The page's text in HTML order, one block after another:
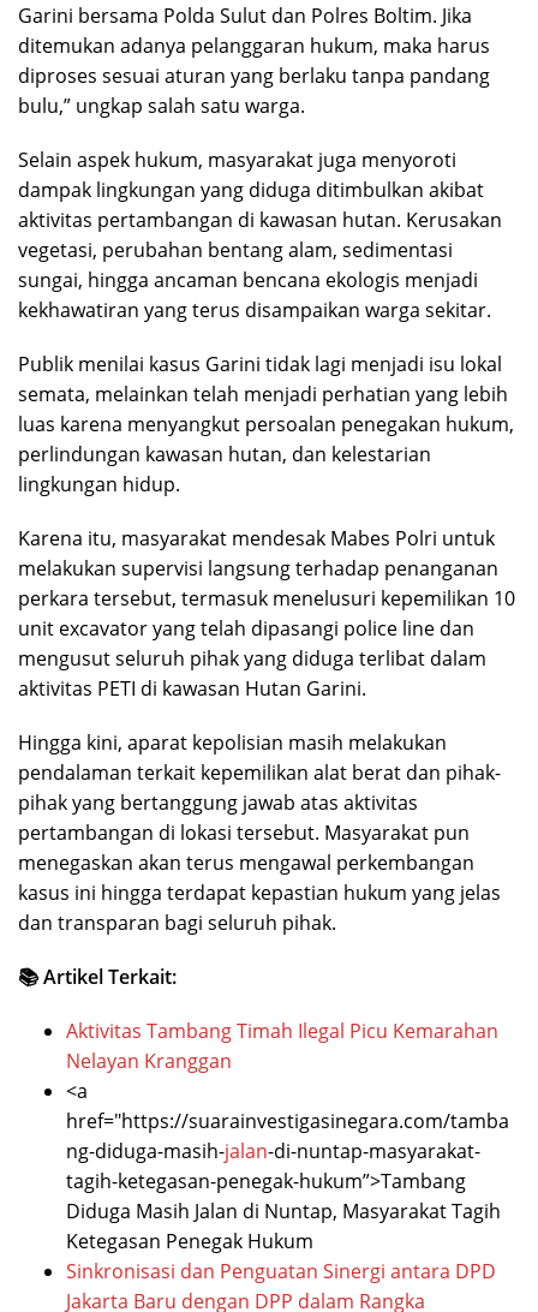
Garini bersama Polda Sulut dan Polres Boltim. Jika
ditemukan adanya pelanggaran hukum, maka harus
diproses sesuai aturan yang berlaku tanpa pandang
bulu,” ungkap salah satu warga.
Selain aspek hukum, masyarakat juga menyoroti
dampak lingkungan yang diduga ditimbulkan akibat
aktivitas pertambangan di kawasan hutan. Kerusakan
vegetasi, perubahan bentang alam, sedimentasi
sungai, hingga ancaman bencana ekologis menjadi
kekhawatiran yang terus disampaikan warga sekitar.
Publik menilai kasus Garini tidak lagi menjadi isu lokal
semata, melainkan telah menjadi perhatian yang lebih
luas karena menyangkut persoalan penegakan hukum,
perlindungan kawasan hutan, dan kelestarian
lingkungan hidup.
Karena itu, masyarakat mendesak Mabes Polri untuk
melakukan supervisi langsung terhadap penanganan
perkara tersebut, termasuk menelusuri kepemilikan 10
unit excavator yang telah dipasangi police line dan
mengusut seluruh pihak yang diduga terlibat dalam
aktivitas PETI di kawasan Hutan Garini.
Hingga kini, aparat kepolisian masih melakukan
pendalaman terkait kepemilikan alat berat dan pihak-
pihak yang bertanggung jawab atas aktivitas
pertambangan di lokasi tersebut. Masyarakat pun
menegaskan akan terus mengawal perkembangan
kasus ini hingga terdapat kepastian hukum yang jelas
dan transparan bagi seluruh pihak.
📚 Artikel Terkait:
Aktivitas Tambang Timah Ilegal Picu Kemarahan
Nelayan Kranggan
<a
href="https://suarainvestigasinegara.com/tamba
ng-diduga-masih-jalan-di-nuntap-masyarakat-
tagih-ketegasan-penegak-hukum”>Tambang
Diduga Masih Jalan di Nuntap, Masyarakat Tagih
Ketegasan Penegak Hukum
Sinkronisasi dan Penguatan Sinergi antara DPD
Jakarta Baru dengan DPP dalam Rangka